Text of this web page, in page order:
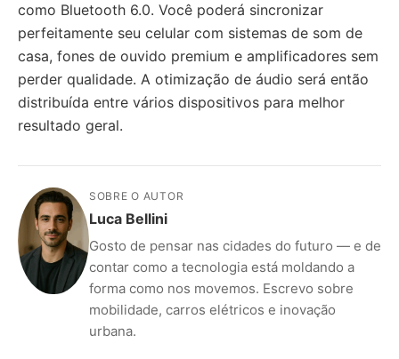
como Bluetooth 6.0. Você poderá sincronizar
perfeitamente seu celular com sistemas de som de
casa, fones de ouvido premium e amplificadores sem
perder qualidade. A otimização de áudio será então
distribuída entre vários dispositivos para melhor
resultado geral.
SOBRE O AUTOR
Luca Bellini
Gosto de pensar nas cidades do futuro — e de
contar como a tecnologia está moldando a
forma como nos movemos. Escrevo sobre
mobilidade, carros elétricos e inovação
urbana.